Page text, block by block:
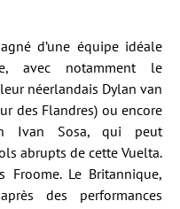
d’une équipe idéale
avec notamment le
néerlandais Dylan van
des Flandres) ou encore
Ivan Sosa, qui peut
abrupts de cette Vuelta.
Froome. Le Britannique,
des performances